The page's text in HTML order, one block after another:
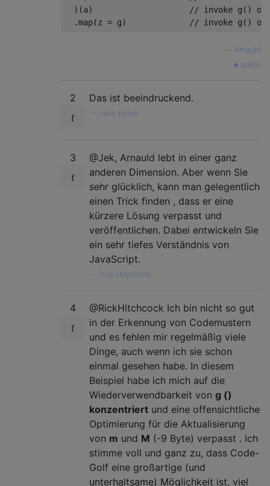
)(a)
// invoke g() on
.map(z = g) // invoke g() on
Arnauld
quelle
2 Das ist beeindruckend.
Jack Hales
3
@Jek, Arnauld lebt in einer ganz
anderen Dimension. Aber wenn Sie
sehr glücklich, kann man gelegentlich
einen Trick finden , dass er eine
kürzere Lösung verpasst und
veröffentlichen. Dabei entwickeln Sie
ein sehr tiefes Verständnis von
JavaScript.
Rick Hitchcock
4
@RickHitchcock Ich bin nicht so gut
in der Erkennung von Codemustern
und es fehlen mir regelmäßig viele
Dinge, auch wenn ich sie schon
einmal gesehen habe. In diesem
Beispiel habe ich mich auf die
Wiederverwendbarkeit von g ()
konzentriert und eine offensichtliche
Optimierung für die Aktualisierung
von m und M (-9 Byte) verpasst . Ich
stimme voll und ganz zu, dass Code-
Golf eine großartige (und
unterhaltsame) Möglichkeit ist, viel